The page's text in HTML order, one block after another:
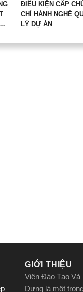
ĐIỀU KIỆN CẤP
CHỈ HÀNH NGHỀ
LÝ DỰ ÁN
GIỚI THIỆU
Viện Đào Tạo Và
Dựng là một